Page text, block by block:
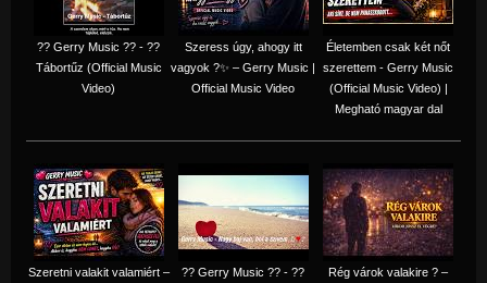
?? Gerry Music ?? - ??
Tábortűz (Official Music
Video)
Szeress úgy, ahogy itt
vagyok ?✨ – Gerry Music |
Official Music Video
Életemben csak két nőt
szerettem - Gerry Music
(Official Music Video) |
Megható magyar dal
Szeretni valakit valamiért –
?? Gerry Music ?? - ??
Rég várok valakire ? –